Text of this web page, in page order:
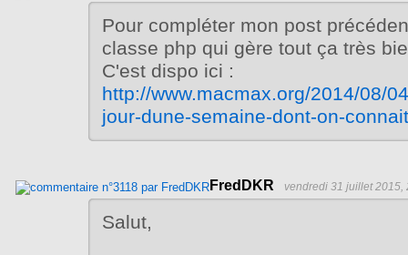
Pour compléter mon post
classe php qui gère tout ça très
C'est dispo ici :
http://www.macmax.org/2014/08/
jour-dune-semaine-dont-on-
FredDKR vendredi 31 juillet 2015,
Salut,